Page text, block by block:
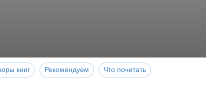
книг Рекомендуем Что почитать